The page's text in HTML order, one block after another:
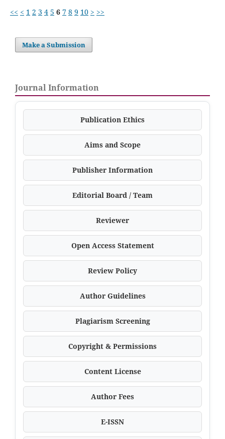
<< < 1 2 3 4 5 6 7 8 9 10 > >>
Make a Submission
Journal Information
Publication Ethics
Aims and Scope
Publisher Information
Editorial Board / Team
Reviewer
Open Access Statement
Review Policy
Author Guidelines
Plagiarism Screening
Copyright & Permissions
Content License
Author Fees
E-ISSN